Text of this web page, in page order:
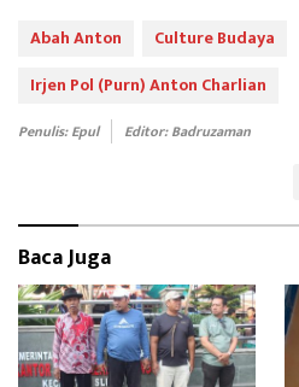
b
oo
k
to
d
o
n
ail e
Abah Anton
Culture Budaya
Irjen Pol (Purn) Anton Charlian
Penulis: Epul Editor: Badruzaman
Baca Juga